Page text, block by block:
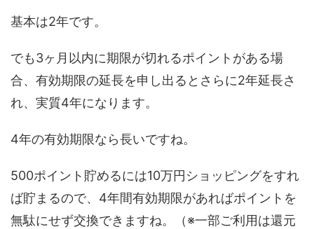
基本は2年です。
でも3ヶ月以内に期限が切れるポイントがある場
合、有効期限の延長を申し出るとさらに2年延長さ
れ、実質4年になります。
4年の有効期限なら長いですね。
500ポイント貯めるには10万円ショッピングをすれ
ば貯まるので、4年間有効期限があればポイントを
無駄にせず交換できますね。（※一部ご利用は還元